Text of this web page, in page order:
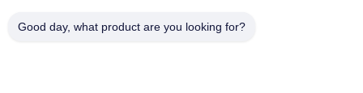
Good day, what product are you looking for?